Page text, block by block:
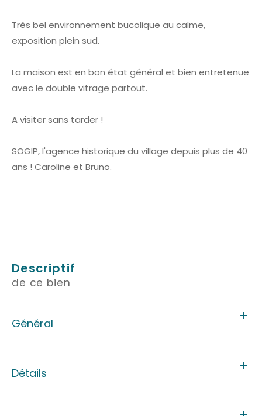
Très bel environnement bucolique au calme,
exposition plein sud.
La maison est en bon état général et bien entretenue
avec le double vitrage partout.
A visiter sans tarder !
SOGIP, l'agence historique du village depuis plus de 40
ans ! Caroline et Bruno.
descriptif
de ce bien
Général
Détails